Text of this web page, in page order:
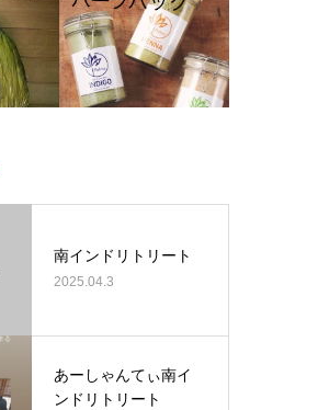
南インドリトリート
2025.04.3
あーしゃんてぃ南イ
ンドリトリート